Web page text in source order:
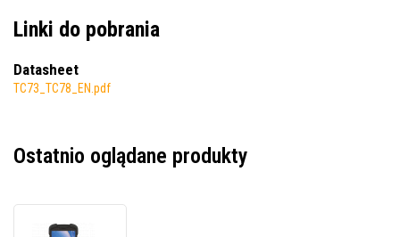
Linki do pobrania
Datasheet
TC73_TC78_EN.pdf
Ostatnio oglądane produkty